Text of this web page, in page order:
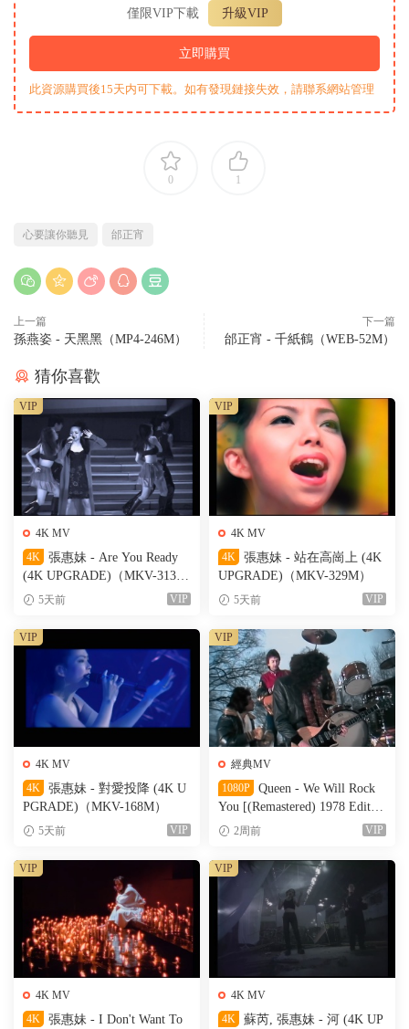
僅限VIP下載 升級VIP
立即購買
此資源購買後15天内可下載。如有發現鏈接失效，請聯系網站管理
0 1
心要讓你聽見 邰正宵
上一篇
孫燕姿 - 天黑黑（MP4-246M）
下一篇
邰正宵 - 千紙鶴（WEB-52M）
猜你喜歡
4K MV
4K
張惠妹 - Are You Ready
(4K UPGRADE)（MKV-313
M）5天前 VIP
VIP
4K MV
4K
張惠妹 - 站在高崗上 (4K
UPGRADE)（MKV-329M）
5天前 VIP
VIP
4K MV
4K
張惠妹 - 對愛投降 (4K U
PGRADE)（MKV-168M）
5天前 VIP
VIP
經典MV
1080P
Queen - We Will Rock
You [(Remastered) 1978 Edit]
（MKV-88M）
2周前 VIP
VIP
4K MV
4K
張惠妹 - I Don't Want To
VIP
4K MV
4K
蘇芮, 張惠妹 - 河 (4K UP
VIP